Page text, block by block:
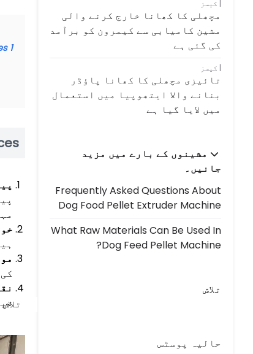
کیسز
مچھلی کا کھانا خارج کرنے والی
مشین کامیابی سے کیمرون کو برآمد
کی گئی ہے
کیسز
تائیزی مچھلی کا کھانا پاؤڈر
بنانے والا ایتھوپیا میں استعمال
میں لایا گیا ہے
مشینوں کے بارے میں مزید
جانیں۔
Frequently Asked Questions About
Dog Food Pellet Extruder Machine
What Raw Materials Can Be Used In
Dog Feed Pellet Machine?
تلاش
تلاش
حالیہ پوسٹس
1